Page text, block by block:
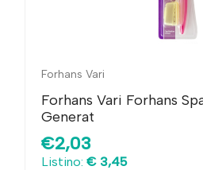
Forhans Vari
Forhans Vari Forhans
Generat
€2,03
Listino: € 3,45